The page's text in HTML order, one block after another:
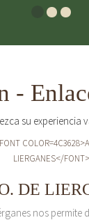
-
su experiencia
DE
nos permite